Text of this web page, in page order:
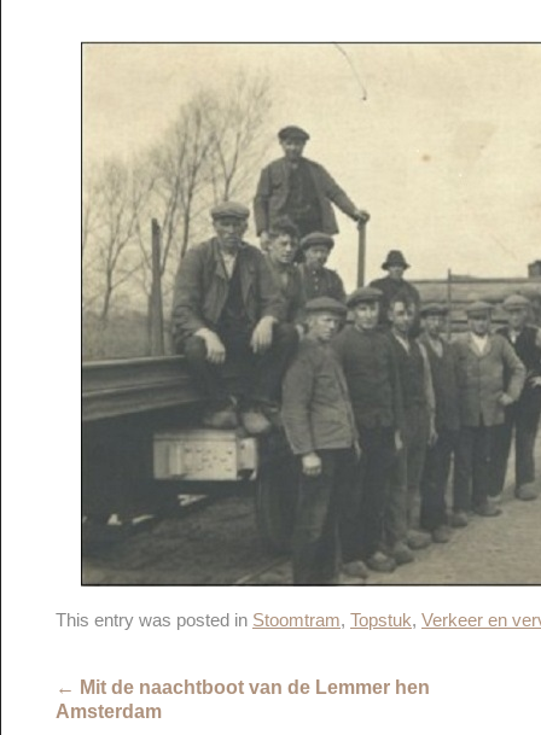
This entry was posted in Stoomtram, Topstuk, Verkeer en
← Mit de naachtboot van de Lemmer hen
Amsterdam